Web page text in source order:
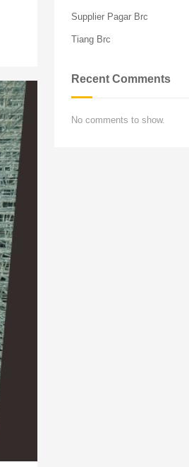
Supplier Pagar Brc
Tiang Brc
Recent Comments
No comments to show.